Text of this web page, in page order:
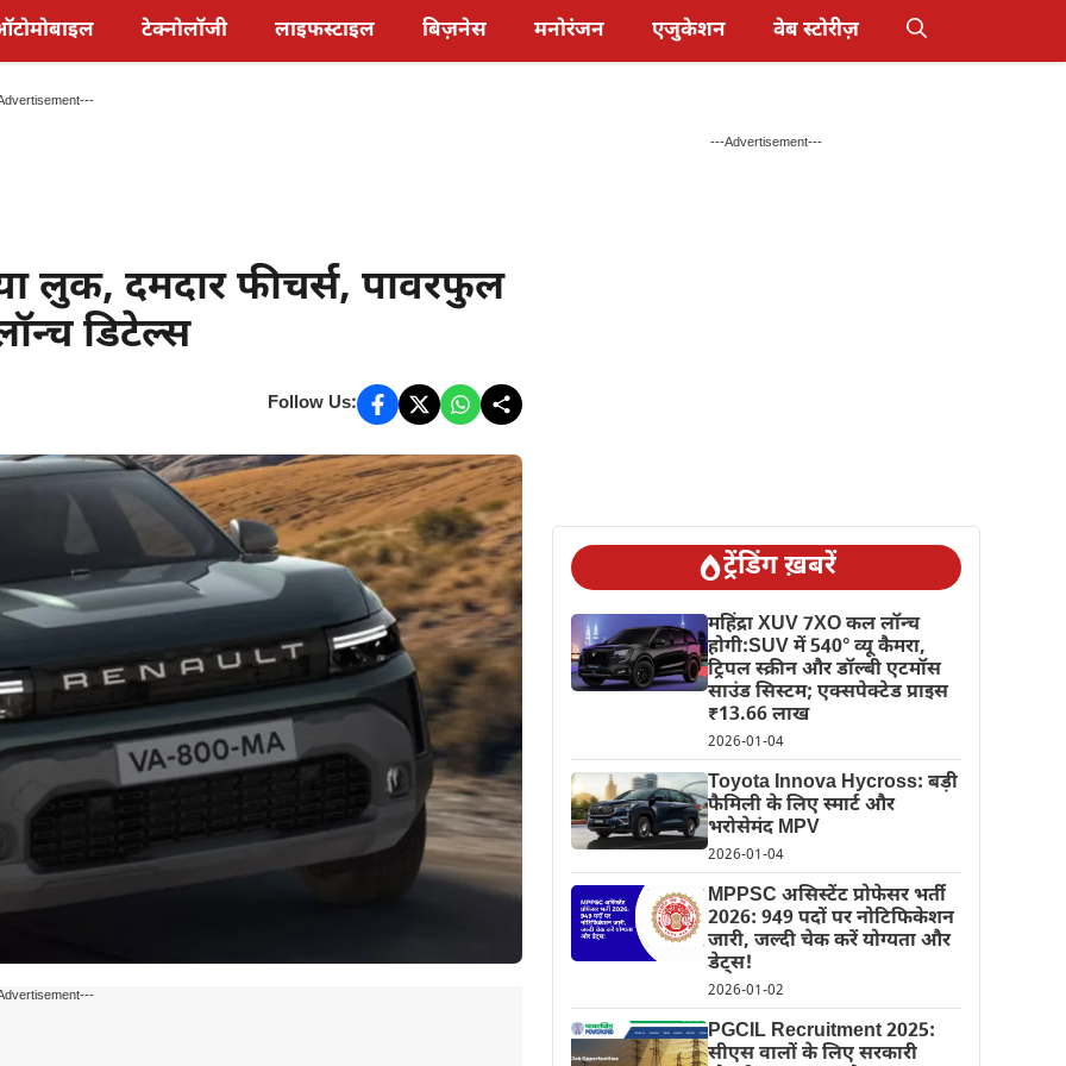
टेक्नोलॉजी लाइफस्टाइल बिज़नेस मनोरंजन एजुकेशन वेब स्टोरीज़
लुक, दमदार फीचर्स, पावरफुल
डिटेल्स
Follow Us:
---Advertisement---
ट्रेंडिंग ख़बरें
महिंद्रा XUV 7XO कल लॉन्च
होगी:SUV में 540° व्यू कैमरा,
ट्रिपल स्क्रीन और डॉल्बी एटमॉस
साउंड सिस्टम; एक्सपेक्टेड प्राइस
₹13.66 लाख
2026-01-04
Toyota Innova Hycross: बड़ी
फैमिली के लिए स्मार्ट और
भरोसेमंद MPV
2026-01-04
MPPSC असिस्टेंट प्रोफेसर भर्ती
2026: 949 पदों पर नोटिफिकेशन
जारी, जल्दी चेक करें योग्यता और
डेट्स!
2026-01-02
PGCIL Recruitment 2025:
सीएस वालों के लिए सरकारी